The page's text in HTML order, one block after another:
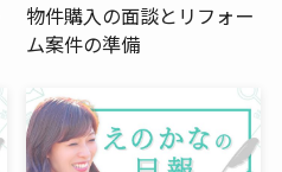
物件購入の面談とリフォー
ム案件の準備